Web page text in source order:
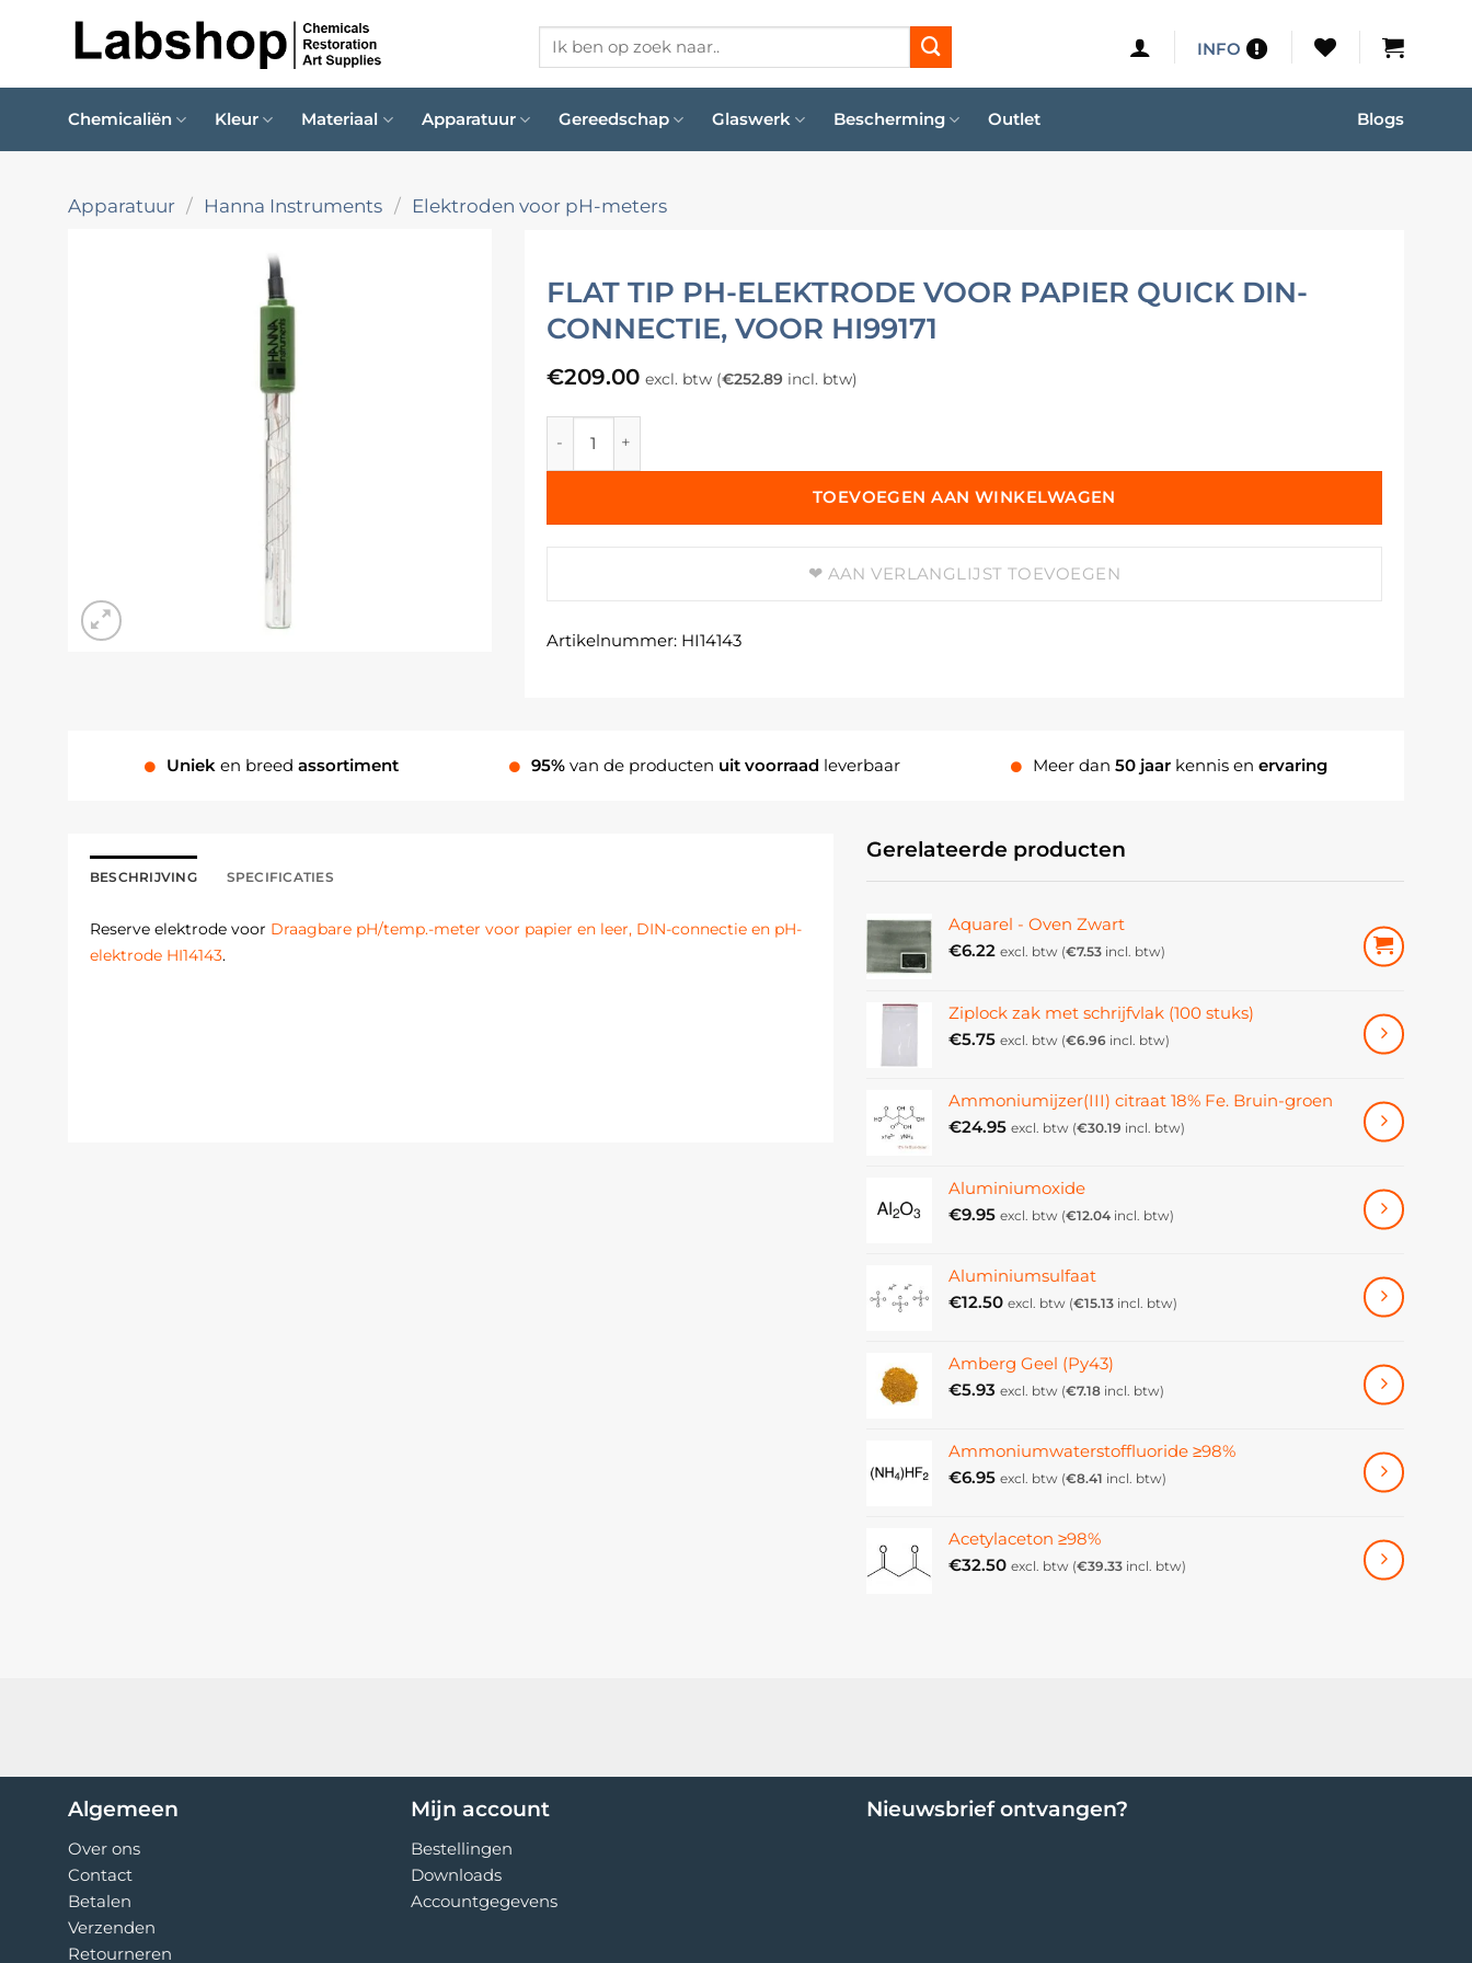
Zoeken
INFO
Chemicaliën Kleur Materiaal Apparatuur Gereedschap Glaswerk Bescherming Outlet Blogs
Apparatuur / Hanna Instruments / Elektroden voor pH-meters
FLAT TIP PH-ELEKTRODE VOOR PAPIER QUICK DIN-
CONNECTIE, VOOR HI99171
€209.00 excl. btw (€252.89 incl. btw)
TOEVOEGEN AAN WINKELWAGEN
AAN VERLANGLIJST TOEVOEGEN
Artikelnummer: HI14143
Unieken breedassortiment 95%van de producten uit voorraad leverbaar Meer dan 50 jaarkennis en ervaring
BESCHRIJVING SPECIFICATIES
Reserve elektrode voor Draagbare pH/temp.-meter voor papier en leer, DIN-connectie en pH-
elektrode HI14143.
Gerelateerde producten
Aquarel - Oven Zwart
€6.22 excl. btw (€7.53 incl. btw)
Ziplock zak met schrijfvlak (100 stuks)
€5.75 excl. btw (€6.96 incl. btw)
Ammoniumijzer(III) citraat 18% Fe. Bruin-groen
€24.95 excl. btw (€30.19 incl. btw)
Aluminiumoxide
€9.95 excl. btw (€12.04 incl. btw)
Aluminiumsulfaat
€12.50 excl. btw (€15.13 incl. btw)
Amberg Geel (Py43)
€5.93 excl. btw (€7.18 incl. btw)
Ammoniumwaterstoffluoride ≥98%
€6.95 excl. btw (€8.41 incl. btw)
Acetylaceton ≥98%
€32.50 excl. btw (€39.33 incl. btw)
Algemeen
Over ons
Contact
Betalen
Verzenden
Retourneren
Mijn account
Bestellingen
Downloads
Accountgegevens
Nieuwsbrief ontvangen?